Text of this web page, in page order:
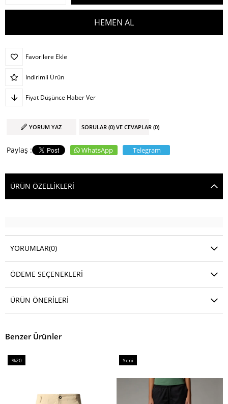
Favorilere Ekle
İndirimli Ürün
Fiyat Düşünce Haber Ver
YORUM YAZ SORULAR (0) VE CEVAPLAR (0)
WhatsApp Telegram
ÜRÜN ÖZELLIKLERI
YORUMLAR(0)
ÖDEME SEÇENEKLERI
ÜRÜN ÖNERILERI
Benzer Ürünler
%20
Yeni